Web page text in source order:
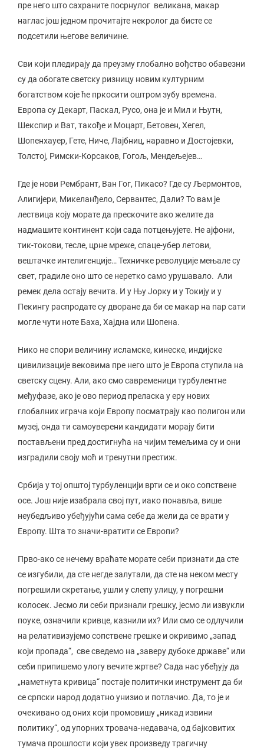
пре него што сахраните посрнулог великана, макар
наглас још једном прочитајте некролог да бисте се
подсетили његове величине.
Сви који пледирају да преузму глобално вођство обавезни
су да обогате светску ризницу новим културним
богатством које ће пркосити оштром зубу времена.
Европа су Декарт, Паскал, Русо, она је и Мил и Њутн,
Шекспир и Ват, такође и Моцарт, Бетовен, Хегел,
Шопенхауер, Гете, Ниче, Лајбниц, наравно и Достојевки,
Толстој, Римски-Корсаков, Гогољ, Мендељејев…
Где је нови Рембрант, Ван Гог, Пикасо? Где су Љермонтов,
Алигијери, Микеланђело, Сервантес, Дали? То вам је
лествица коју морате да прескочите ако желите да
надмашите континент који сада потцењујете. Не ајфони,
тик-токови, тесле, црне мреже, спаце-убер летови,
вештачке интелигенције… Техничке револуције мењале су
свет, градиле оно што се неретко само урушавало. Али
ремек дела остају вечита. И у Њу Јорку и у Токију и у
Пекингу распродате су дворане да би се макар на пар сати
могле чути ноте Баха, Хајдна или Шопена.
Нико не спори величину исламске, кинеске, индијске
цивилизације вековима пре него што је Европа ступила на
светску сцену. Али, ако смо савременици турбулентне
међуфазе, ако је ово период преласка у еру нових
глобалних играча који Европу посматрају као полигон или
музеј, онда ти самоуверени кандидати морају бити
постављени пред достигнућа на чијим темељима су и они
изградили своју моћ и тренутни престиж.
Србија у тој општој турбуленцији врти се и око сопствене
осе. Још није изабрала свој пут, иако понавља, више
неубедљиво убеђујући сама себе да жели да се врати у
Европу. Шта то значи-вратити се Европи?
Прво-ако се нечему враћате морате себи признати да сте
се изгубили, да сте негде залутали, да сте на неком месту
погрешили скретање, ушли у слепу улицу, у погрешни
колосек. Јесмо ли себи признали грешку, јесмо ли извукли
поуке, означили кривце, казнили их? Или смо се одлучили
на релативизујемо сопствене грешке и окривимо „запад
који пропада“, све сведемо на „заверу дубоке државе“ или
себи припишемо улогу вечите жртве? Сада нас убеђују да
„наметнута кривица“ постаје политички инструмент да би
се српски народ додатно унизио и потлачио. Да, то је и
очекивано од оних који промовишу „никад извини
политику“, од упорних тровача-недавача, од бајковитих
тумача прошлости који увек произведу трагичну